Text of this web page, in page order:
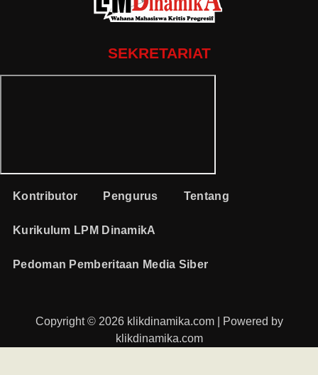
SEKRETARIAT
Kontributor Pengurus Tentang
Kurikulum LPM DinamikA
Pedoman Pemberitaan Media Siber
Copyright © 2026 klikdinamika.com | Powered by
klikdinamika.com